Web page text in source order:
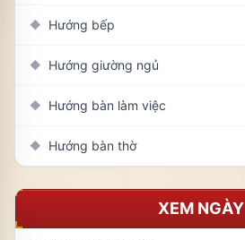
◆ Hướng bếp
◆ Hướng giường ngủ
◆ Hướng bàn làm việc
◆ Hướng bàn thờ
XEM NGÀY